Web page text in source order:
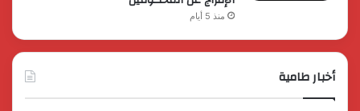
منذ 5 أيام
أخبار طامية